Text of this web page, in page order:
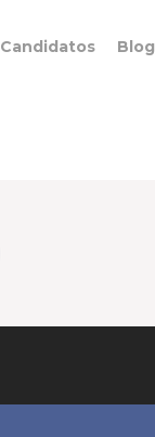
Candidatos Blog